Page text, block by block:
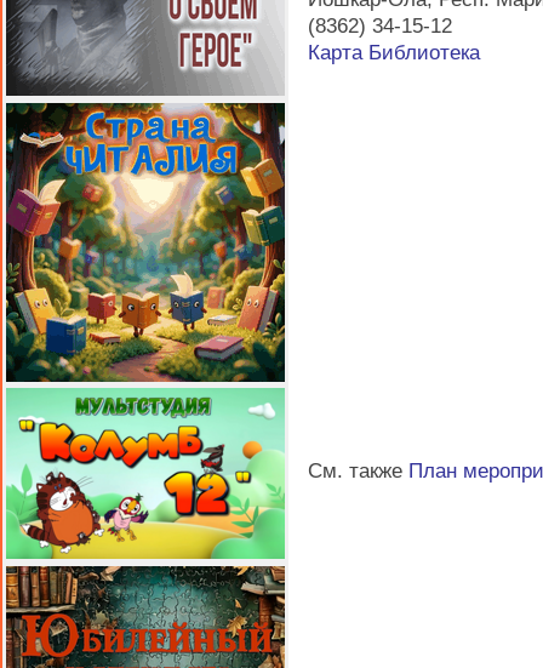
(8362) 34-15-12
Карта Библиотека
См. также План